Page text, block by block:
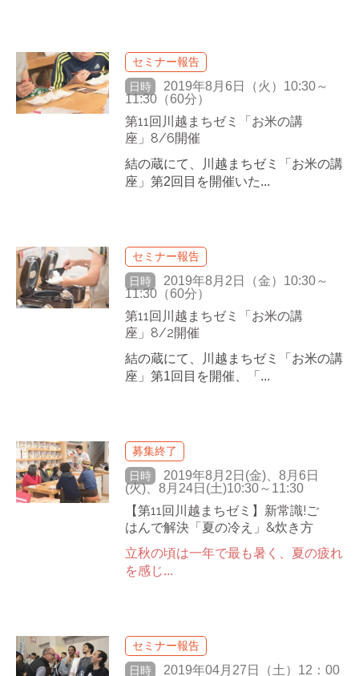
セミナー報告
日時
2019年8月6日（火）10:30～
11:30（60分）
第11回川越まちゼミ「お米の講
座」8/6開催
結の蔵にて、川越まちゼミ「お米の講
座」第2回目を開催いた...
セミナー報告
日時
2019年8月2日（金）10:30～
11:30（60分）
第11回川越まちゼミ「お米の講
座」8/2開催
結の蔵にて、川越まちゼミ「お米の講
座」第1回目を開催、「...
募集終了
日時
2019年8月2日(金)、8月6日
(火)、8月24日(土)10:30～11:30
【第11回川越まちゼミ】新常識!ご
はんで解決「夏の冷え」&炊き方
立秋の頃は一年で最も暑く、夏の疲れ
を感じ...
セミナー報告
日時
2019年04月27日（土）12：00